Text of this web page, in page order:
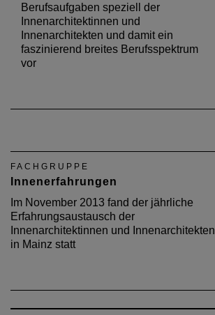
Berufsaufgaben speziell der
Innenarchitektinnen und
Innenarchitekten und damit ein
faszinierend breites Berufsspektrum
vor
FACHGRUPPE
Innenerfahrungen
Im November 2013 fand der jährliche
Erfahrungsaustausch der
Innenarchitektinnen und Innenarchitekten
in Mainz statt